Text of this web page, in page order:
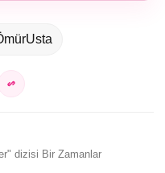
dizisi Bir Zamanlar